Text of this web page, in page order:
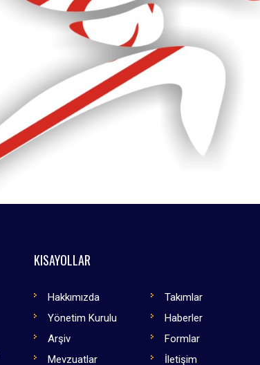
KISAYOLLAR
Hakkımızda
Takımlar
Yönetim Kurulu
Haberler
Arşiv
Formlar
Mevzuatlar
İletişim